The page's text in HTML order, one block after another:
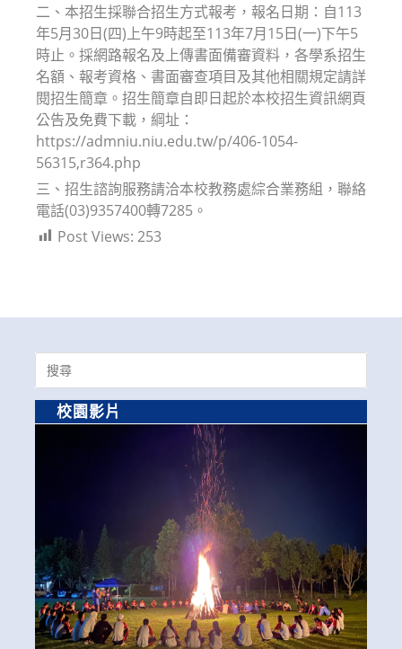
二、本招生採聯合招生方式報考，報名日期：自113
年5月30日(四)上午9時起至113年7月15日(一)下午5
時止。採網路報名及上傳書面備審資料，各學系招生
名額、報考資格、書面審查項目及其他相關規定請詳
閱招生簡章。招生簡章自即日起於本校招生資訊網頁
公告及免費下載，綱址：
https://admniu.niu.edu.tw/p/406-1054-
56315,r364.php
三、招生諮詢服務請洽本校教務處綜合業務組，聯絡
電話(03)9357400轉7285。
Post Views: 253
Search
for:
校園影片